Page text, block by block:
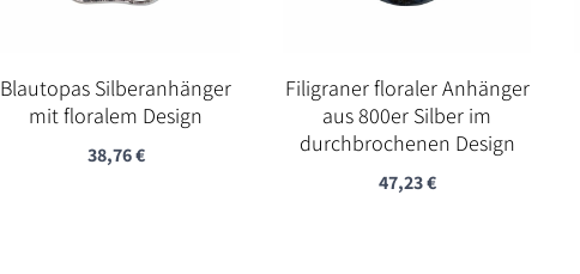
Blautopas Silberanhänger
mit floralem Design
38,76€
Filigraner floraler Anhänger
aus 800er Silber im
durchbrochenen Design
47,23€